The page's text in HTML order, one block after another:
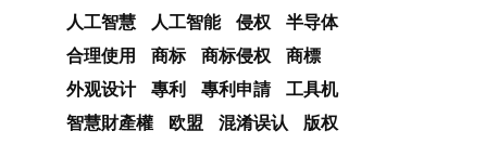
人工智慧
人工智能 侵权
半导体
合理使用
商标 商标侵权
商標
外观设计
專利 專利申請
工具机
智慧財產權
欧盟 混淆误认
版权